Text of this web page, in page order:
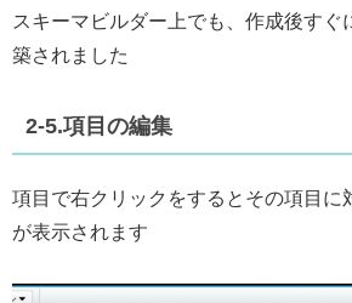
スキーマビルダー上でも、作成後すぐ
築されました
2-5.項目の編集
項目で右クリックをするとその項目に
が表示されます